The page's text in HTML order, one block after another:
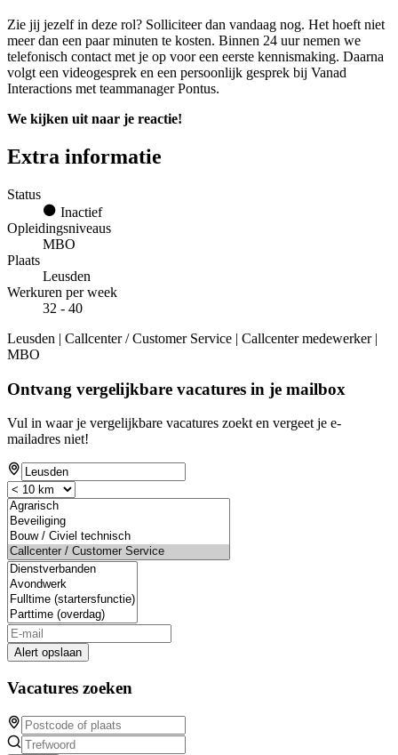
Zie jij jezelf in deze rol? Solliciteer dan vandaag nog. Het hoeft niet
meer dan een paar minuten te kosten. Binnen 24 uur nemen we
telefonisch contact met je op voor een eerste kennismaking. Daarna
volgt een videogesprek en een persoonlijk gesprek bij Vanad
Interactions met teammanager Pontus.
We kijken uit naar je reactie!
Extra informatie
Status
Inactief
Opleidingsniveaus
MBO
Plaats
Leusden
Werkuren per week
32 - 40
Leusden | Callcenter / Customer Service | Callcenter medewerker |
MBO
Ontvang vergelijkbare vacatures in je mailbox
Vul in waar je vergelijkbare vacatures zoekt en vergeet je e-
mailadres niet!
Alert opslaan
Vacatures zoeken